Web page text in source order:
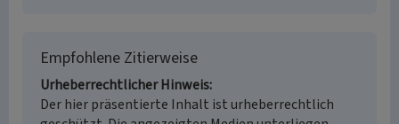
Empfohlene Zitierweise
Urheberrechtlicher Hinweis
Der hier präsentierte Inhalt ist urheberrechtlich